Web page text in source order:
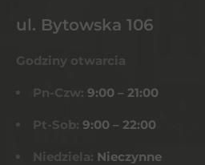
ul. Bytowska 106
Godziny otwarcia
Pn-Czw: 9:00 – 21:00
Pt-Sob: 9:00 – 22:00
Niedziela: Nieczynne